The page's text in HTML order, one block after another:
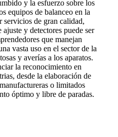
y la esfuerzo sobre los
equipos de balanceo en la
servicios de gran calidad,
y detectores puede ser
que manejan
vasta uso en el sector de la
y averías a los aparatos.
la reconocimiento en
desde la elaboración de
o limitados
óptimo y libre de paradas.